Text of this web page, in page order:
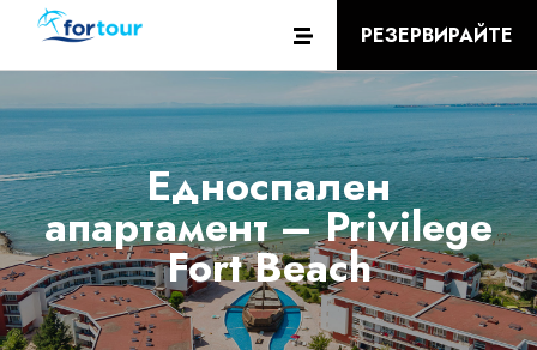
РЕЗЕРВИРАЙТЕ
Едноспален
апартамент – Privilege
Fort Beach